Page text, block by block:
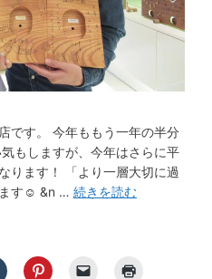
です。 今年ももう一年の半分
もしますが、今年はさらに平
ります！ 「より一層大切に過
ます☺ &n … 続きを読む